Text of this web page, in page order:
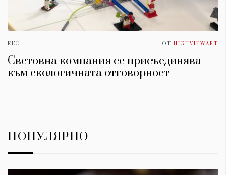
ЕКО ОТ HIGHVIEWART
Световна компания се присъединява
към екологичната отговорност
ПОПУЛЯРНО